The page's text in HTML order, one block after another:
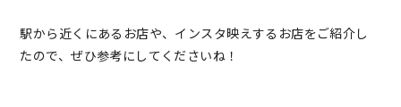
駅から近くにあるお店や、インスタ映えするお店をご紹介し
たので、ぜひ参考にしてくださいね！